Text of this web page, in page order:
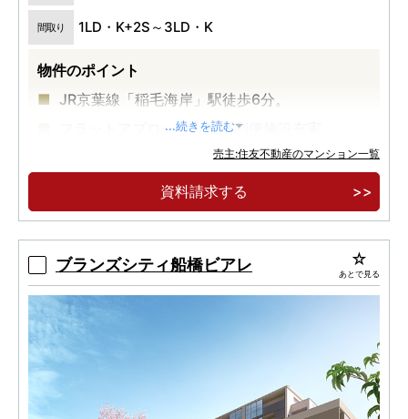
間取り 1LD・K+2S～3LD・K
物件のポイント
JR京葉線「稲毛海岸」駅徒歩6分。
フラットアプローチ、生活利便施設充実。
建物内モデルルームオープン。
...続きを読む
売主:住友不動産のマンション一覧
資料請求する
ブランズシティ船橋ビアレ あとで見る